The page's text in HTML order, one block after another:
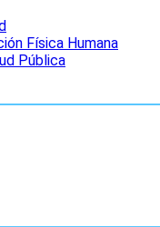
Física Humana
Pública